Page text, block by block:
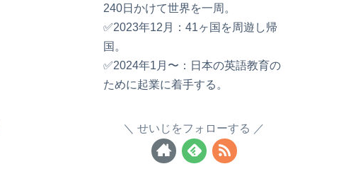
240日かけて世界を一周。
✅2023年12月：41ヶ国を周遊し帰
国。
✅2024年1月〜：日本の英語教育の
ために起業に着手する。
せいじをフォローする